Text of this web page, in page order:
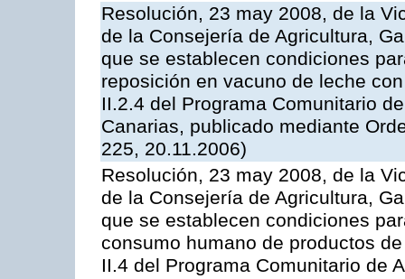
Resolución, 23 may 2008, de la
de la Consejería de Agricultura,
que se establecen condiciones
reposición en vacuno de leche
II.2.4 del Programa Comunitario
Canarias, publicado mediante
225, 20.11.2006)
Resolución, 23 may 2008, de la
de la Consejería de Agricultura,
que se establecen condiciones
consumo humano de productos
II.4 del Programa Comunitario de